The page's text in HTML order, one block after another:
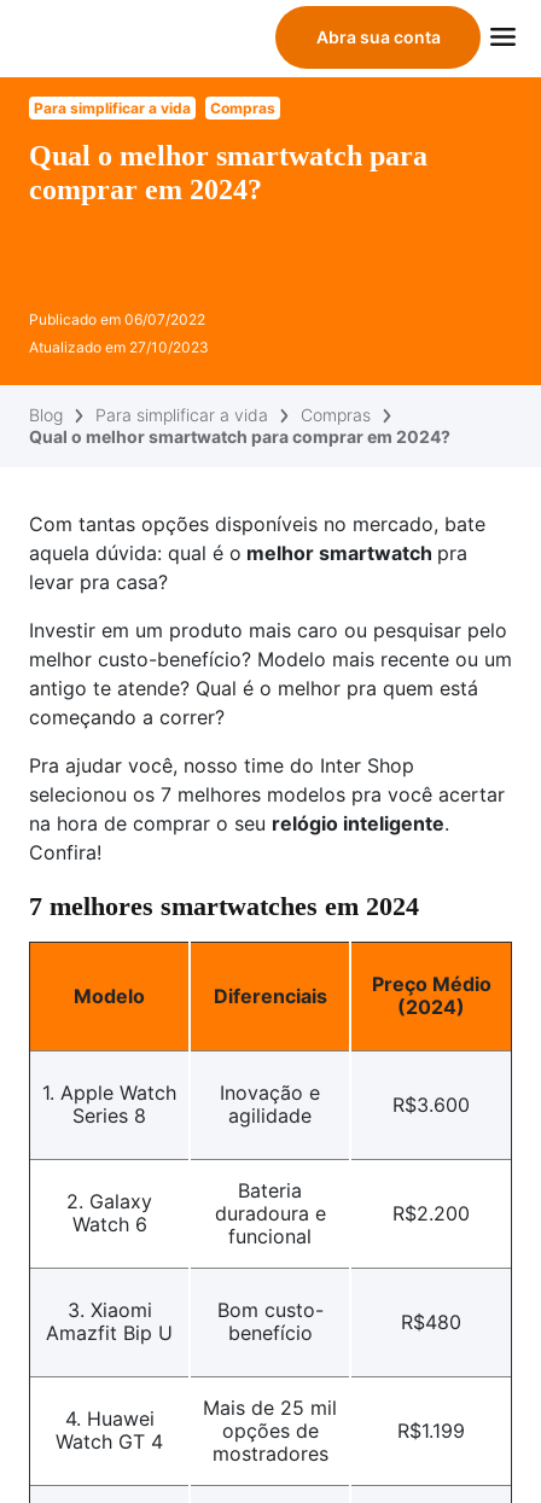
Abra sua conta
Para simplificar a vida Compras
Qual o melhor smartwatch para
comprar em 2024?
Publicado em 06/07/2022
Atualizado em 27/10/2023
Blog Para simplificar a vida
Compras
Qual o melhor smartwatch para comprar em 2024?
Com tantas opções disponíveis no mercado, bate
aquela dúvida: qual é o melhor smartwatch pra
levar pra casa?
Investir em um produto mais caro ou pesquisar pelo
melhor custo-benefício? Modelo mais recente ou um
antigo te atende? Qual é o melhor pra quem está
começando a correr?
Pra ajudar você, nosso time do Inter Shop
selecionou os 7 melhores modelos pra você acertar
na hora de comprar o seu relógio inteligente.
Confira!
7 melhores smartwatches em 2024
Modelo Diferenciais
Preço Médio
(2024)
1. Apple Watch
Series 8
Inovação e
agilidade
R$3.600
2. Galaxy
Watch 6
Bateria
duradoura e
funcional
R$2.200
3. Xiaomi
Amazfit Bip U
Bom custo-
benefício
R$480
4. Huawei
Watch GT 4
Mais de 25 mil
opções de
mostradores
R$1.199